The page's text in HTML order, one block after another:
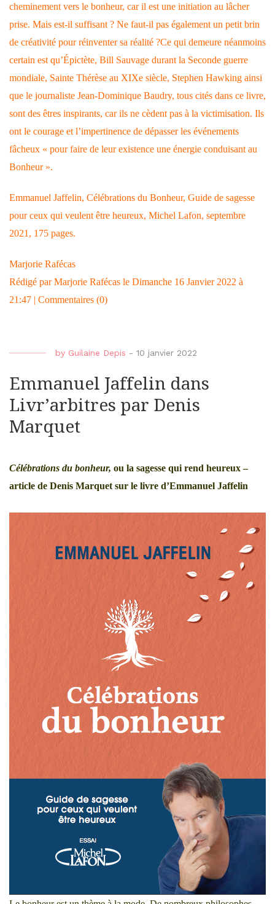
cheminement vers le bonheur, car il est une initiation au lâcher
prise. Mais est-il suffisant ? Ne faut-il pas également un petit brin
de créativité pour réinventer sa réalité ?Ce qui demeure néanmoins
certain est qu’Épictète, Bill Sauvage durant la Seconde guerre
mondiale, Sainte Thérèse au XIXe siècle, Stephen Hawking ainsi
que le journaliste Jean-Dominique Baudry, tous cités dans ce livre,
sont des êtres inspirants, car ils ne cèdent pas à la victimisation. Ils
ont le courage et l’impertinence de dépasser les événements
fâcheux « pour faire de leur existence une énergie conduisant au
Bonheur ».
Emmanuel Jaffelin, Célébrations du Bonheur, Guide de sagesse
pour ceux qui veulent être heureux, Michel Lafon, septembre
2021, 175 pages.
Marjorie Rafécas
Rédigé par Marjorie Rafécas le Dimanche 16 Janvier 2022 à
21:47 | Commentaires (0)
by Guilaine Depis - 10 janvier 2022
Emmanuel Jaffelin dans
Livr’arbitres par Denis
Marquet
Célébrations du bonheur, ou la sagesse qui rend heureux –
article de Denis Marquet sur le livre d’Emmanuel Jaffelin